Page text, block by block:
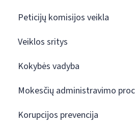
Peticijų komisijos veikla
Veiklos sritys
Kokybės vadyba
Mokesčių administravimo
Korupcijos prevencija